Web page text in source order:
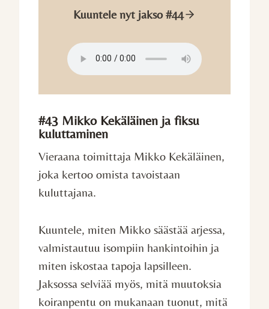
Kuuntele nyt jakso #44
#43 Mikko Kekäläinen ja fiksu
kuluttaminen
Vieraana toimittaja Mikko Kekäläinen,
joka kertoo omista tavoistaan
kuluttajana.
Kuuntele, miten Mikko säästää arjessa,
valmistautuu isompiin hankintoihin ja
miten iskostaa tapoja lapsilleen.
Jaksossa selviää myös, mitä muutoksia
koiranpentu on mukanaan tuonut, mitä